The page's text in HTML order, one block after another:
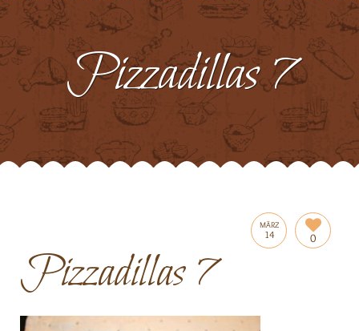
Pizzadillas 7
MÄRZ
14 0
Pizzadillas 7